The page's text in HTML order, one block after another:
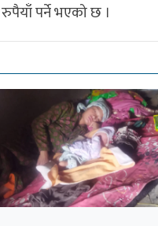
पर्ने भएको छ ।